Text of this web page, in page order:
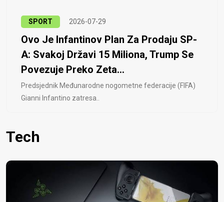
SPORT 2026-07-29
Ovo Je Infantinov Plan Za Prodaju SP-
A: Svakoj Državi 15 Miliona, Trump Se
Povezuje Preko Zeta...
Predsjednik Međunarodne nogometne federacije (FIFA)
Gianni Infantino zatresa..
Tech